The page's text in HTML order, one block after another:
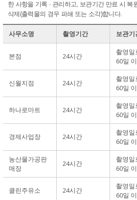
한 사항을 기록 · 관리하고, 보관기간 만료 시 복
삭제(출력물의 경우 파쇄 또는 소각)합니다.
사무소명 촬영기간 보관기
본점 24시간
촬영일
60일
신월지점 24시간
촬영일
60일
하나로마트 24시간
촬영일
60일
경제사업장 24시간
촬영일
60일
농산물가공판
매장
24시간
촬영일
60일
클린주유소 24시간
촬영일
60일